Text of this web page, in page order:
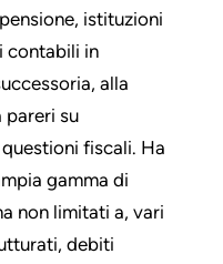
istituzioni
contabili in
alla
pareri su
fiscali. Ha
gamma di
non limitati a, vari
debiti